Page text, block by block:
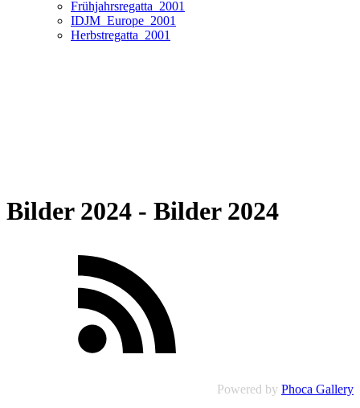
Frühjahrsregatta_2001
IDJM_Europe_2001
Herbstregatta_2001
Bilder 2024 - Bilder 2024
Powered by Phoca Gallery